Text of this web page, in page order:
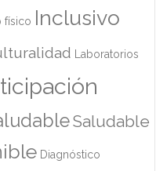
físico Inclusivo
Laboratorios
Saludable
Diagnóstico